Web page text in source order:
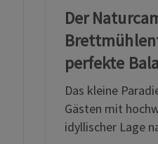
Der
perfekte
Das kleine
Gästen mit
idyllischer Lage